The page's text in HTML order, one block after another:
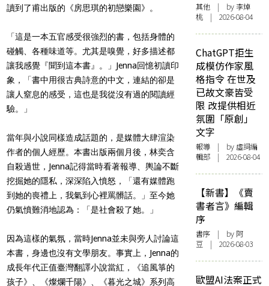
讀到了甫出版的《房思琪的初戀樂園》。
「這是一本五官感受很強烈的書，包括身體的
碰觸、各種味道等。尤其是嗅覺，好多描述都
讓我感覺『聞到這本書』。」Jenna回憶初讀印
象，「書中用很古典詩意的中文，連結的卻是
讓人窒息的感受，這也是我從沒有過的閱讀經
驗。」
當年與小說同樣造成話題的，是媒體大肆渲染
作者的個人經歷。本書出版兩個月後，林奕含
自殺過世，Jenna記得當時看著報導、輿論不斷
挖掘她的隱私，深深陷入憤怒，「還有媒體跑
到她的喪禮上，我氣到心裡罵髒話。」至今她
仍氣憤難消地認為：「是社會殺了她。」
因為這樣的氣氛，當時Jenna並未與旁人討論這
本書，身邊也沒有文學朋友。事實上，Jenna的
成長年代正值臺灣翻譯小說當紅，《追風箏的
孩子》、《燦爛千陽》、《暮光之城》系列高
其他 | by 李焯
桃 | 2026-08-04
ChatGPT拒生
成模仿作家風
格指令 在世及
已故文豪皆受
限 改提供相近
氛圍「原創」
文字
報導 | by 虛詞編
輯部 | 2026-08-04
【新書】《賣
書者言》編輯
序
書序 | by 阿
豆 | 2026-08-03
歐盟AI法案正式